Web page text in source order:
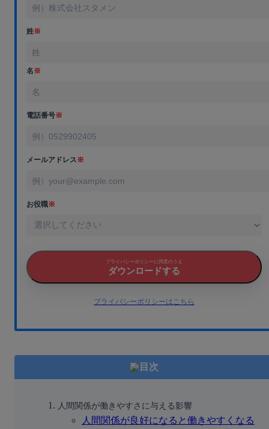
姓※
名※
電話番号※
メールアドレス※
お役職※
プライバシーポリシーに同意のうえ
ダウンロードする
プライバシーポリシーはこちら
目次
人間関係が働きやすさに与える影響
人間関係が良好になると働きやすくなる